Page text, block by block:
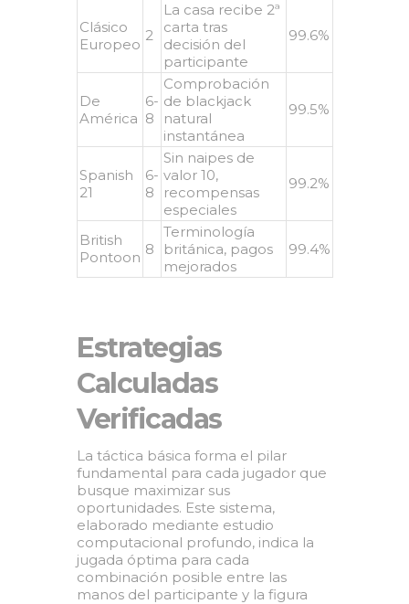
Clásico
Europeo
2
La casa recibe 2ª
carta tras
decisión del
participante
99.6%
De
América
6-
8
Comprobación
de blackjack
natural
instantánea
99.5%
Spanish
21
6-
8
Sin naipes de
valor 10,
recompensas
especiales
99.2%
British
Pontoon 8
Terminología
británica, pagos
mejorados
99.4%
Estrategias
Calculadas
Verificadas
La táctica básica forma el pilar
fundamental para cada jugador que
busque maximizar sus
oportunidades. Este sistema,
elaborado mediante estudio
computacional profundo, indica la
jugada óptima para cada
combinación posible entre las
manos del participante y la figura